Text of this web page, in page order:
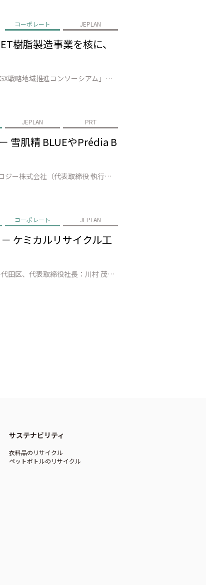
コーポレート JEPLAN
樹脂製造事業を核に、
株式会社JEPLAN（本社：神奈川県、代表取締役 執行役員社長：髙尾 正樹、以下「JEPLAN」）は、山口県が主導する「GX戦略地域推進コンソーシアム」に会員として参画することをお知らせします。 本コンソーシアムは、国が2026年に創設を予定する「GX戦略地域*1」の指定に向け、山口県内のコンビナートを起点に、脱炭素エ…
JEPLAN PRT
雪肌精 BLUEやPrédia B
株式会社JEPLAN（代表取締役 執行役員社長：髙尾 正樹、以下「JEPLAN」）のグループ会社・ペットリファインテクノロジー株式会社（代表取締役 執行役員社長：伊賀 大悟、以下「ペットリファインテクノロジー」）が製造・販売する再生原料「HELIX™」は、株式会社コーセーホールディングス（代表取締役社長：小林 一俊、以…
コーポレート JEPLAN
ケミカルリサイクル工
株式会社JEPLAN（本社：神奈川県川崎市、代表取締役 執行役員社長：髙尾 正樹）と日本化薬株式会社（本社：東京都千代田区、代表取締役社長：川村 茂之）は、繊維 to 繊維のケミカルリサイクル（CR）における主要課題である「脱色工程のコスト高」を解決するため、共同で「CR脱色適合染料」の選択基準を策定しました。これによ…
サステナビリティ
衣料品のリサイクル
ペットボトルのリサイクル